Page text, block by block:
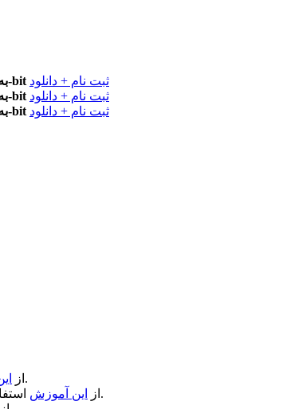
OS X 10.11 به بعد و پردازنده 64-bit ثبت نام + دانلود
OS X 10.11 به بعد و پردازنده 64-bit ثبت نام + دانلود
OS X 10.11 به بعد و پردازنده 64-bit ثبت نام + دانلود
از استفاده کنید.
از این آموزش
استفاده کنید.